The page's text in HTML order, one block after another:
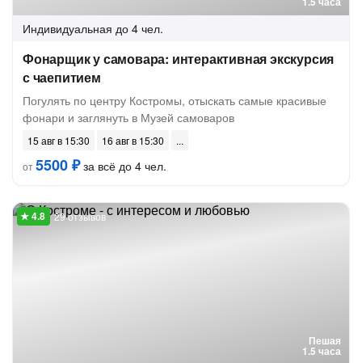
Индивидуальная до 4 чел.
Фонарщик у самовара: интерактивная экскурсия
с чаепитием
Погулять по центру Костромы, отыскать самые красивые
фонари и заглянуть в Музей самоваров
15 авг в 15:30
16 авг в 15:30
от5500 ₽за всё до 4 чел.
Пешая
1.5 часа
29 отзывов